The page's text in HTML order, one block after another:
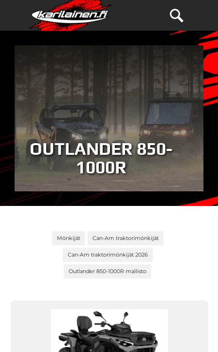
OUTLANDER 850-
1000R
Mönkijät Can-Am traktorimönkijät
Can-Am traktorimönkijät 2026
Outlander 850-1000R mallisto